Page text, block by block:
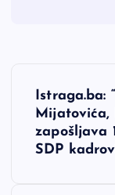
NIstraga.ba:
Mijatovića,
zapošljava
SDP